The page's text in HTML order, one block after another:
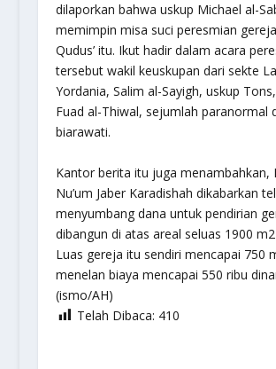
dilaporkan bahwa uskup Michael al-
memimpin misa suci peresmian gereja
Qudus’ itu. Ikut hadir dalam acara
tersebut wakil keuskupan dari sekte
Yordania, Salim al-Sayigh, uskup
Fuad al-Thiwal, sejumlah paranormal
biarawati.
Kantor berita itu juga menambahkan,
Nu’um Jaber Karadishah dikabarkan
menyumbang dana untuk pendirian
dibangun di atas areal seluas 1900
Luas gereja itu sendiri mencapai 750
menelan biaya mencapai 550 ribu
(ismo/AH)
Telah Dibaca: 410